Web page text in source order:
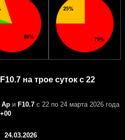
на трое суток с 22
Ap и F10.7 с 22 по 24 марта 2026 года
24.03.2026